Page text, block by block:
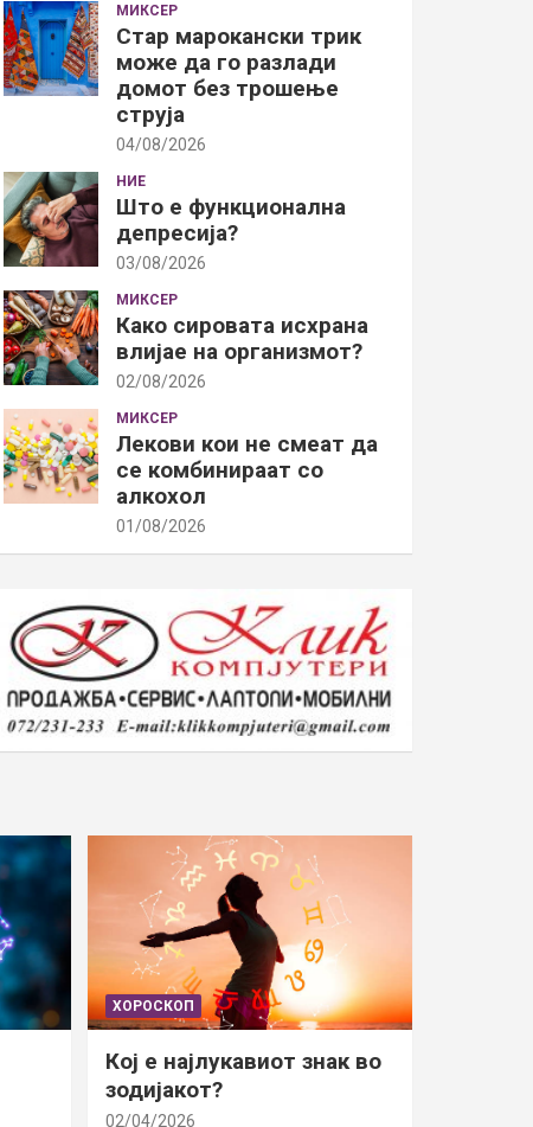
МИКСЕР
Стар марокански трик
може да го разлади
домот без трошење
струја
04/08/2026
НИЕ
Што е функционална
депресија?
03/08/2026
МИКСЕР
Како сировата исхрана
влијае на организмот?
02/08/2026
МИКСЕР
Лекови кои не смеат да
се комбинираат со
алкохол
01/08/2026
ХОРОСКОП
Кој е најлукавиот знак во
зодијакот?
02/04/2026